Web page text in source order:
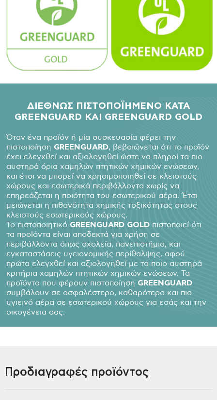
ΔΙΕΘΝΩΣ ΠΙΣΤΟΠΟΪΗΜΕΝΟ ΚΑΤΑ
GREENGUARD
ΚΑΙ GREENGUARD GOLD
Όταν ένα προϊόν ή μία συσκευασία φέρει την
πιστοποίηση GREENGUARD, βεβαιώνεται ότι το προϊόν
έχει ελεγχθεί και αξιολογηθεί ώστε να πληροί τα πιο
αυστηρά όρια χαμηλών πτητικών χημικών ενώσεων,
και έτσι να μπορεί να χρησιμοποιηθεί σε κλειστούς
χώρους και εσωτερικά περιβάλλοντα χωρίς να
επηρεάζεται η ποιότητα του εσωτερικού αέρα. Έτσι
μειώνεται η πιθανότητα χημικής τοξικότητας στους
κλειστούς εσωτερικούς χώρους.
Το πιστοποιητικό GREENGUARD GOLD πιστοποιεί ότι
τα προϊόντα είναι αποδεκτά για χρήση σε
περιβάλλοντα όπως σχολεία, πανεπιστήμια, και
εγκαταστάσεις υγειονομικής περίθαλψης, αφού
πρώτα ελεγχθεί και αξιολογηθεί με τα ποιο αυστηρά
κριτήρια χαμηλών πτητικών χημικών ενώσεων. Τα
προϊόντα που φέρουν πιστοποίηση GREENGUARD
συμβάλουν σε ασφαλέστερο, καθαρότερο και πιο
υγιεινό αέρα σε εσωτερικού χώρους για εσάς και την
οικογένεια σας.
Προδιαγραφές προϊόντος